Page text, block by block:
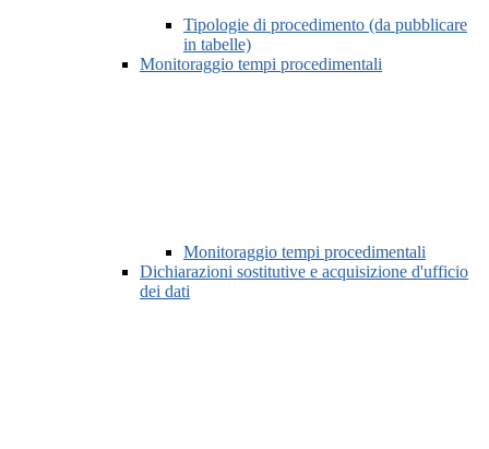
Tipologie di procedimento (da pubblicare
in tabelle)
Monitoraggio tempi procedimentali
Monitoraggio tempi procedimentali
Dichiarazioni sostitutive e acquisizione d'ufficio
dei dati